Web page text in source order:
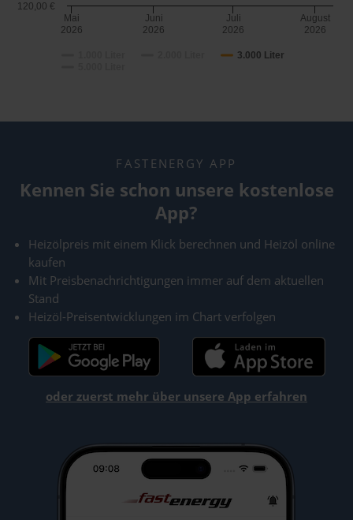
3.000 Liter
Mai
2026
Juni
2026
Juli
2026
August
2026
120,00 €
FASTENERGY APP
Kennen Sie schon unsere kostenlose
App?
Heizölpreis mit einem Klick berechnen und Heizöl online
kaufen
Mit Preisbenachrichtigungen immer auf dem aktuellen
Stand
Heizöl-Preisentwicklungen im Chart verfolgen
oder zuerst mehr über unsere App erfahren